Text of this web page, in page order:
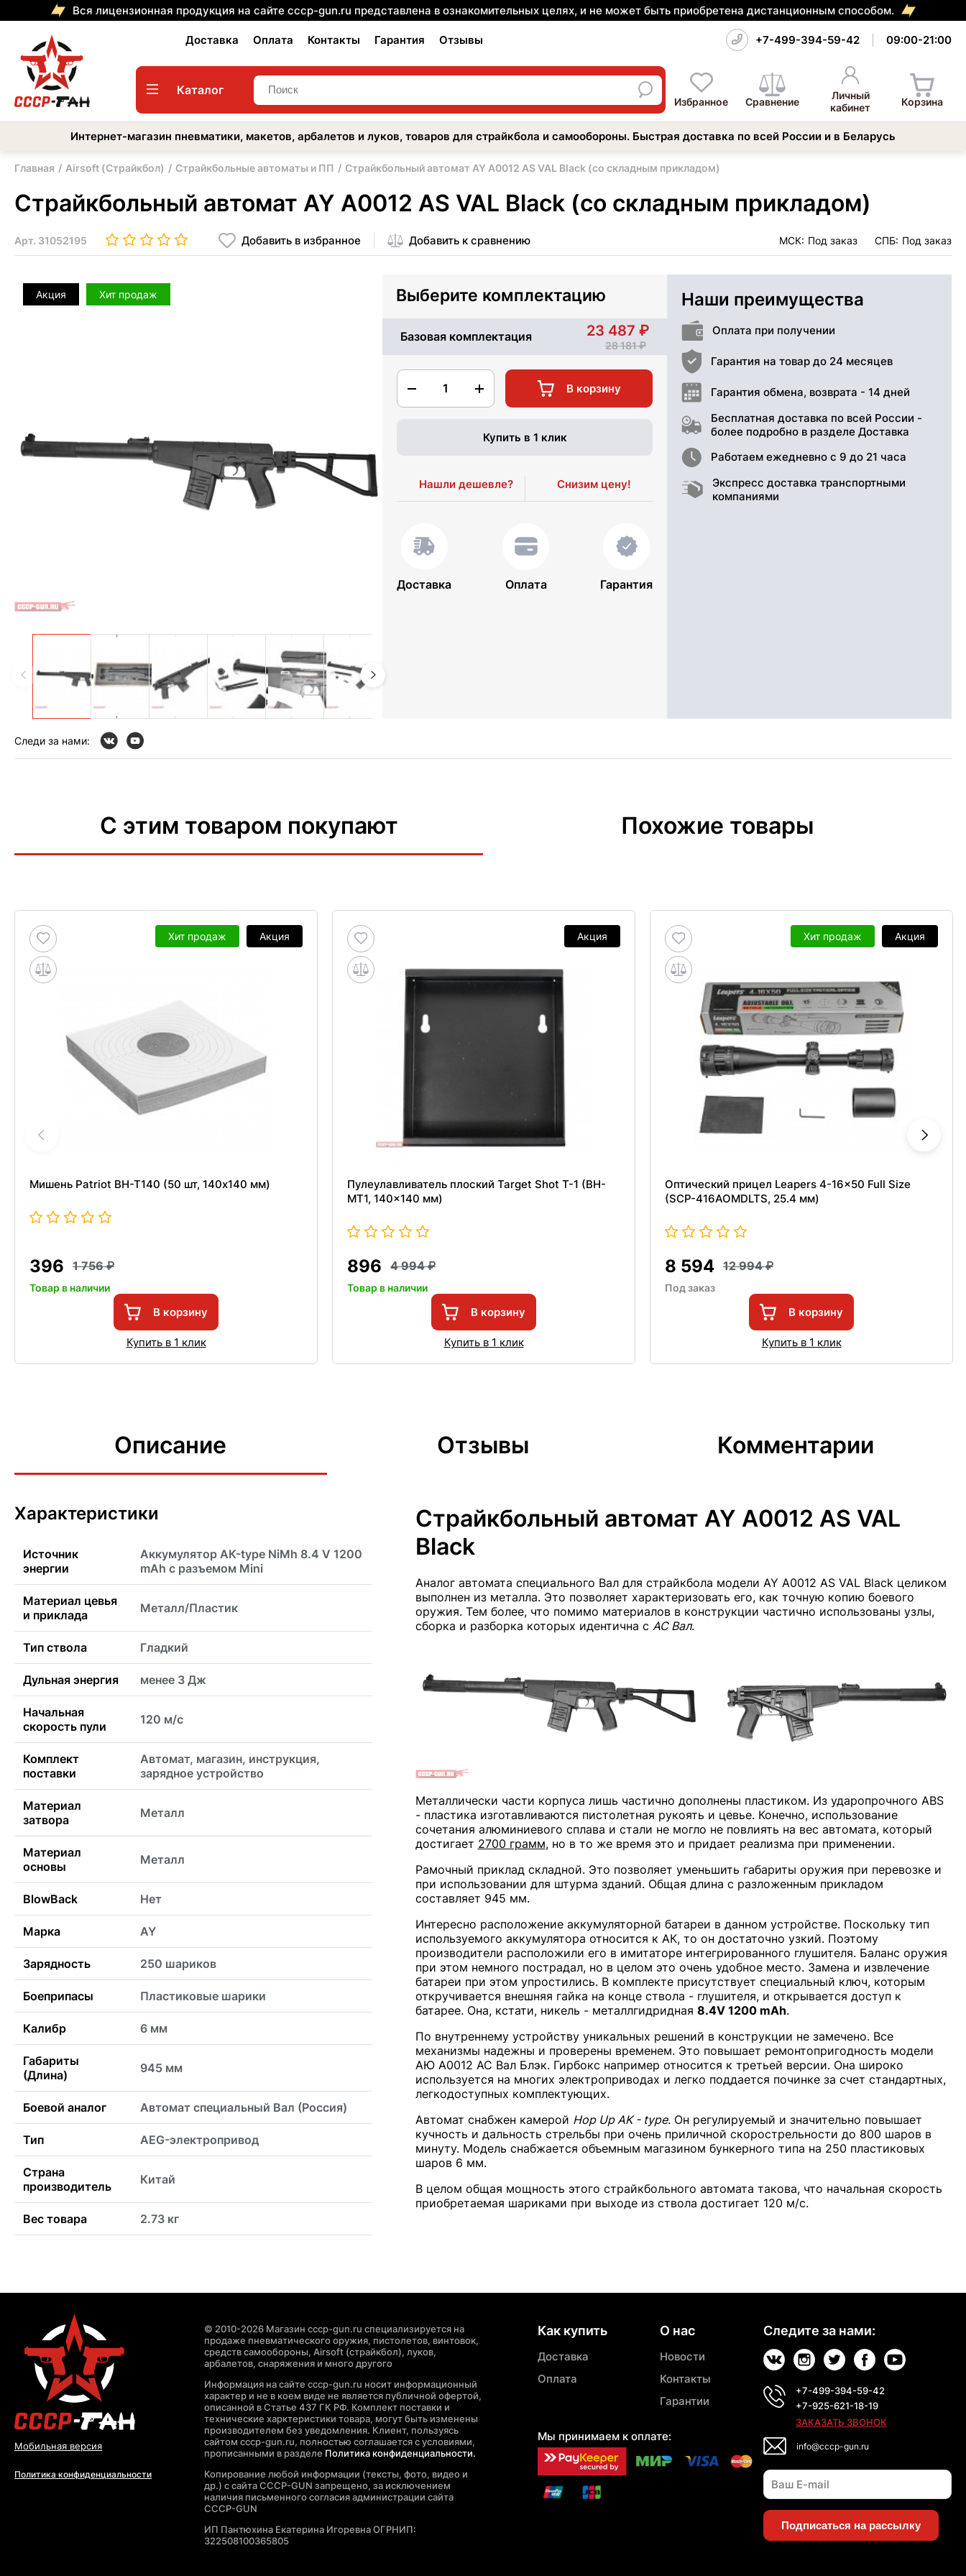
Вся лицензионная продукция на сайте cccp-gun.ru представлена в ознакомительных целях, и не может быть приобретена дистанционным способом.
Доставка Оплата Контакты Гарантия Отзывы +7-499-394-59-42 09:00-21:00
Каталог
Избранное Сравнение
Личный
кабинет
Корзина
Интернет-магазин пневматики, макетов, арбалетов и луков, товаров для страйкбола и самообороны. Быстрая доставка по всей России и в Беларусь
Главная Airsoft (Страйкбол) Страйкбольные автоматы и ПП Страйкбольный автомат AY A0012 AS VAL Black (со складным прикладом)
Страйкбольный автомат AY A0012 AS VAL Black (со складным прикладом)
Арт. 31052195 Добавить в избранное Добавить к сравнению МСК: Под заказ СПБ: Под заказ
Акция Хит продаж Выберите комплектацию
Базовая комплектация 23 487
28 181
1 В корзину
Купить в 1 клик
Нашли дешевле? Снизим цену!
Доставка Оплата Гарантия
Наши преимущества
Оплата при получении
Гарантия на товар до 24 месяцев
Гарантия обмена, возврата - 14 дней
Бесплатная доставка по всей России -
более подробно в разделе Доставка
Работаем ежедневно с 9 до 21 часа
Экспресс доставка транспортными
компаниями
Следи за нами:
С этим товаром покупают Похожие товары
Хит продаж Акция
Мишень Patriot BH-T140 (50 шт, 140x140 мм)
396 1 756
Товар в наличии
В корзину
Купить в 1 клик
Акция
Пулеулавливатель плоский Target Shot T-1 (BH-
MT1, 140x140 мм)
896 4 994
Товар в наличии
В корзину
Купить в 1 клик
Хит продаж Акция
Оптический прицел Leapers 4-16x50 Full Size
(SCP-416AOMDLTS, 25.4 мм)
8 594 12 994
Под заказ
В корзину
Купить в 1 клик
Описание Отзывы Комментарии
Характеристики
Источник
энергии
Аккумулятор АК-type NiMh 8.4 V 1200
mAh с разъемом Mini
Материал цевья
и приклада
Металл/Пластик
Тип ствола Гладкий
Дульная энергия менее 3 Дж
Начальная
скорость пули
120 м/с
Комплект
поставки
Автомат, магазин, инструкция,
зарядное устройство
Материал
затвора
Металл
Материал
основы
Металл
BlowBack Нет
Марка AY
Зарядность 250 шариков
Боеприпасы Пластиковые шарики
Калибр 6 мм
Габариты
(Длина)
945 мм
Боевой аналог Автомат специальный Вал (Россия)
Тип AEG-электропривод
Страна
производитель
Китай
Вес товара 2.73 кг
Страйкбольный автомат AY A0012 AS VAL
Black
Аналог автомата специального Вал для страйкбола модели AY A0012 AS VAL Black целиком
выполнен из металла. Это позволяет характеризовать его, как точную копию боевого
оружия. Тем более, что помимо материалов в конструкции частично использованы узлы,
сборка и разборка которых идентична с АС Вал.
Металлически части корпуса лишь частично дополнены пластиком. Из ударопрочного ABS
- пластика изготавливаются пистолетная рукоять и цевье. Конечно, использование
сочетания алюминиевого сплава и стали не могло не повлиять на вес автомата, который
достигает 2700 грамм, но в то же время это и придает реализма при применении.
Рамочный приклад складной. Это позволяет уменьшить габариты оружия при перевозке и
при использовании для штурма зданий. Общая длина с разложенным прикладом
составляет 945 мм.
Интересно расположение аккумуляторной батареи в данном устройстве. Поскольку тип
используемого аккумулятора относится к АК, то он достаточно узкий. Поэтому
производители расположили его в имитаторе интегрированного глушителя. Баланс оружия
при этом немного пострадал, но в целом это очень удобное место. Замена и извлечение
батареи при этом упростились. В комплекте присутствует специальный ключ, которым
откручивается внешняя гайка на конце ствола - глушителя, и открывается доступ к
батарее. Она, кстати, никель - металлгидридная 8.4V 1200 mAh.
По внутреннему устройству уникальных решений в конструкции не замечено. Все
механизмы надежны и проверены временем. Это повышает ремонтопригодность модели
АЮ А0012 АС Вал Блэк. Гирбокс например относится к третьей версии. Она широко
используется на многих электроприводах и легко поддается починке за счет стандартных,
легкодоступных комплектующих.
Автомат снабжен камерой Hop Up AK - type. Он регулируемый и значительно повышает
кучность и дальность стрельбы при очень приличной скорострельности до 800 шаров в
минуту. Модель снабжается объемным магазином бункерного типа на 250 пластиковых
шаров 6 мм.
В целом общая мощность этого страйкбольного автомата такова, что начальная скорость
приобретаемая шариками при выходе из ствола достигает 120 м/с.
Мобильная версия
Политика конфиденциальности
© 2010-2026 Магазин cccp-gun.ru специализируется на
продаже пневматического оружия, пистолетов, винтовок,
средств самообороны, Airsoft (страйкбол), луков,
арбалетов, снаряжения и много другого
Информация на сайте cccp-gun.ru носит информационный
характер и не в коем виде не является публичной офертой,
описанной в Статье 437 ГК РФ. Комплект поставки и
технические харктеристики товара, могут быть изменены
производителем без уведомления. Клиент, пользуясь
сайтом cccp-gun.ru, полностью соглашается с условиями,
прописанными в разделе Политика конфиденциальности.
Копирование любой информации (тексты, фото, видео и
др.) с сайта CCCP-GUN запрещено, за исключением
наличия письменного согласия администрации сайта
CCCP-GUN
ИП Пантюхина Екатерина Игоревна ОГРНИП:
322508100365805
Как купить
Доставка
Оплата
Мы принимаем к оплате:
О нас
Новости
Контакты
Гарантии
Следите за нами:
+7-499-394-59-42
+7-925-621-18-19
ЗАКАЗАТЬ ЗВОНОК
info@cccp-gun.ru
Подписаться на рассылку